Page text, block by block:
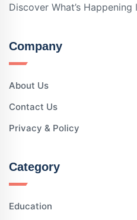
Discover What’s
Company
About Us
Contact Us
Privacy & Policy
Category
Education